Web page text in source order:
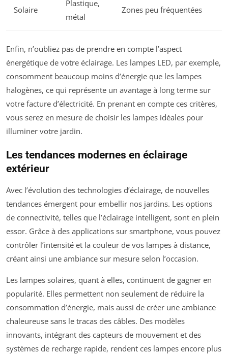
Solaire
Plastique,
métal
Zones peu fréquentées
Enfin, n’oubliez pas de prendre en compte l’aspect
énergétique de votre éclairage. Les lampes LED, par exemple,
consomment beaucoup moins d’énergie que les lampes
halogènes, ce qui représente un avantage à long terme sur
votre facture d’électricité. En prenant en compte ces critères,
vous serez en mesure de choisir les lampes idéales pour
illuminer votre jardin.
Les tendances modernes en éclairage
extérieur
Avec l’évolution des technologies d’éclairage, de nouvelles
tendances émergent pour embellir nos jardins. Les options
de connectivité, telles que l’éclairage intelligent, sont en plein
essor. Grâce à des applications sur smartphone, vous pouvez
contrôler l’intensité et la couleur de vos lampes à distance,
créant ainsi une ambiance sur mesure selon l’occasion.
Les lampes solaires, quant à elles, continuent de gagner en
popularité. Elles permettent non seulement de réduire la
consommation d’énergie, mais aussi de créer une ambiance
chaleureuse sans le tracas des câbles. Des modèles
innovants, intégrant des capteurs de mouvement et des
systèmes de recharge rapide, rendent ces lampes encore plus